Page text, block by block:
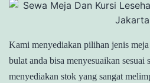
Kami menyediakan pilihan jenis
bulat anda bisa menyesuaikan sesuai
menyediakan stok yang sangat